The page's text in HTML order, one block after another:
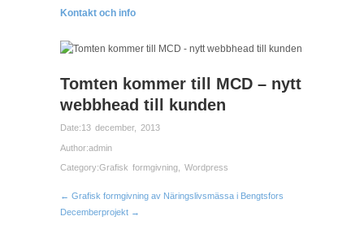
Kontakt och info
Tomten kommer till MCD – nytt
webbhead till kunden
Date:13 december, 2013
Author:admin
Category:Grafisk formgivning Wordpress
← Grafisk formgivning av Näringslivsmässa i Bengtsfors
Decemberprojekt →